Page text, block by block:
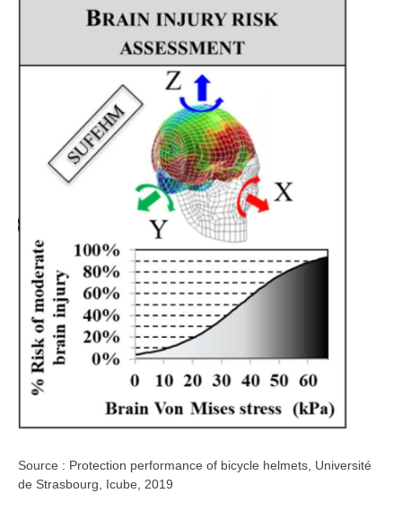
Source : Protection performance of bicycle helmets, Université
de Strasbourg, Icube, 2019